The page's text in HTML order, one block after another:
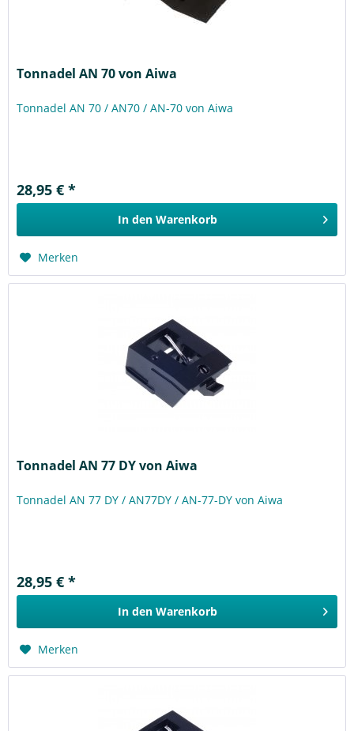
Tonnadel AN 70 von Aiwa
Tonnadel AN 70 / AN70 / AN-70 von Aiwa
28,95 € *
In den Warenkorb
Merken
Tonnadel AN 77 DY von Aiwa
Tonnadel AN 77 DY / AN77DY / AN-77-DY von Aiwa
28,95 € *
In den Warenkorb
Merken